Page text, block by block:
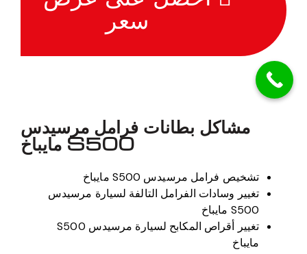
احصل على عرض
سعر
مشاكل بطانات فرامل مرسيدس
S500 مايباخ
تشخيص فرامل مرسيدس S500 مايباخ
تغيير وسادات الفرامل التالفة لسيارة مرسيدس
S500 مايباخ